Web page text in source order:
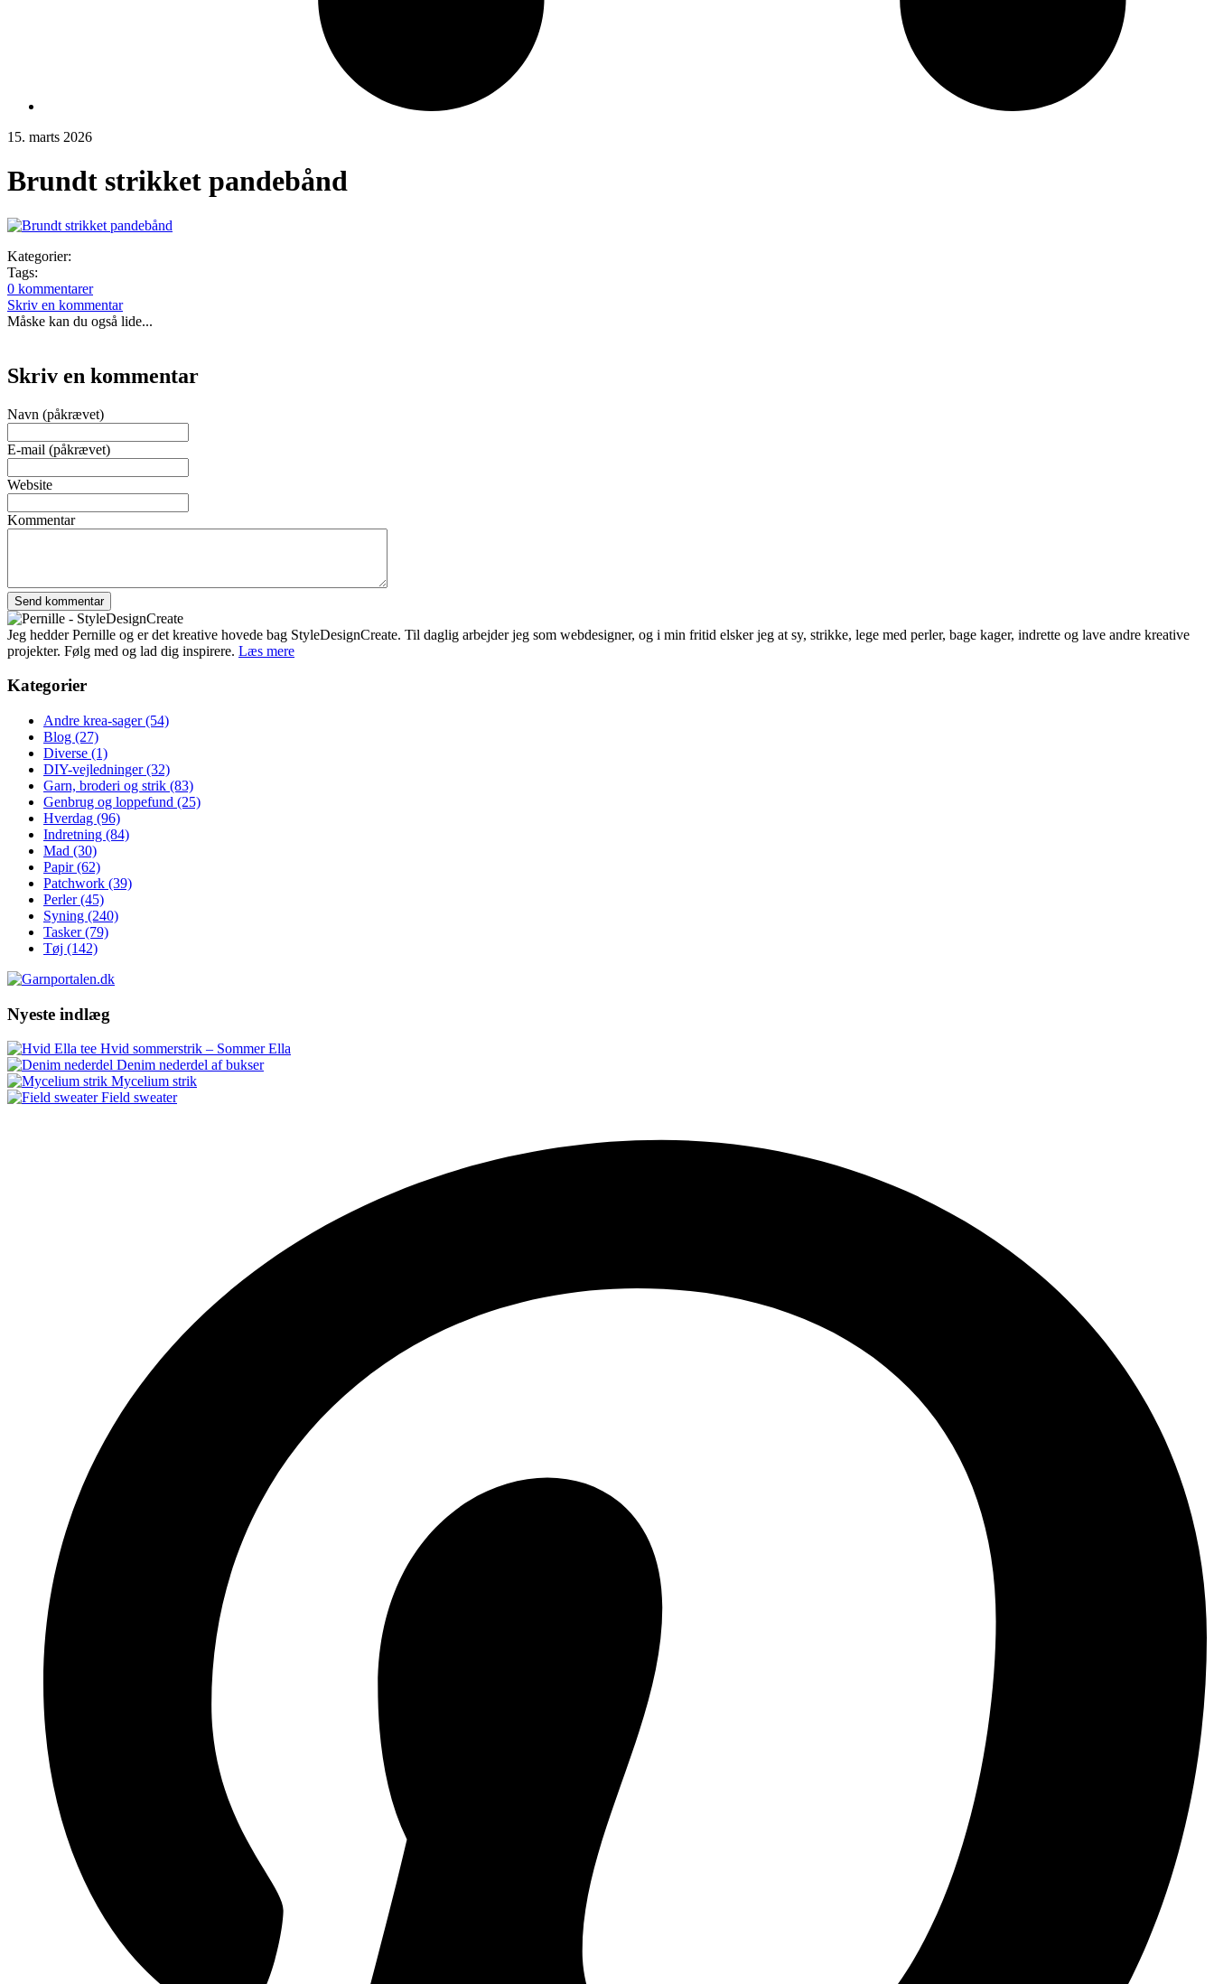
15. marts 2026
Brundt strikket pandebånd
Kategorier:
Tags:
0 kommentarer
Skriv en kommentar
Måske kan du også lide...
Skriv en kommentar
Navn (påkrævet)
E-mail (påkrævet)
Website
Kommentar
Jeg hedder Pernille og er det kreative hovede bag StyleDesignCreate. Til daglig arbejder jeg som webdesigner, og i min fritid elsker jeg at sy, strikke, lege med perler, bage kager, indrette og lave andre kreative
projekter. Følg med og lad dig inspirere. Læs mere
Kategorier
Andre krea-sager(54)
Blog (27)
Diverse (1)
DIY-vejledninger(32)
Garn, broderi og strik (83)
Genbrug og loppefund (25)
Hverdag (96)
Indretning (84)
Mad (30)
Papir(62)
Patchwork (39)
Perler(45)
Syning (240)
Tasker(79)
Tøj (142)
Nyeste indlæg
Hvid sommerstrik – Sommer Ella
Denim nederdel af bukser
Mycelium strik
Field sweater